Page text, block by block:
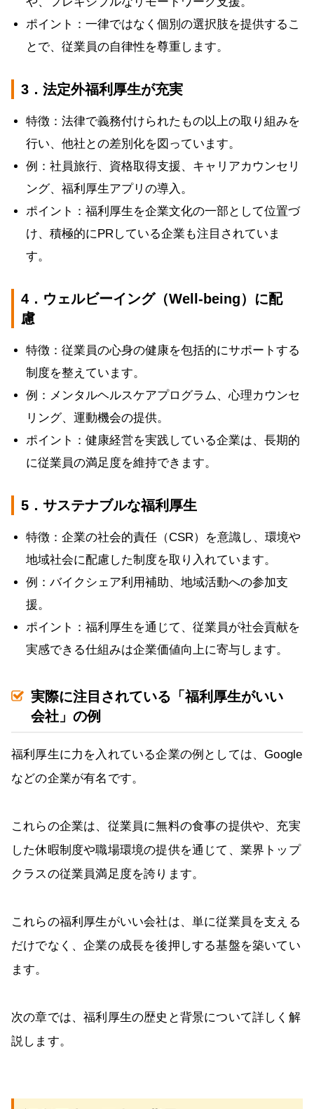
ポイント：一律ではなく個別の選択肢を提供するこ
とで、従業員の自律性を尊重します。
3．法定外福利厚生が充実
特徴：法律で義務付けられたもの以上の取り組みを
行い、他社との差別化を図っています。
例：社員旅行、資格取得支援、キャリアカウンセリ
ング、福利厚生アプリの導入。
ポイント：福利厚生を企業文化の一部として位置づ
け、積極的にPRしている企業も注目されていま
す。
4．ウェルビーイング（Well-being）に配
慮
特徴：従業員の心身の健康を包括的にサポートする
制度を整えています。
例：メンタルヘルスケアプログラム、心理カウンセ
リング、運動機会の提供。
ポイント：健康経営を実践している企業は、長期的
に従業員の満足度を維持できます。
5．サステナブルな福利厚生
特徴：企業の社会的責任（CSR）を意識し、環境や
地域社会に配慮した制度を取り入れています。
例：バイクシェア利用補助、地域活動への参加支
援。
ポイント：福利厚生を通じて、従業員が社会貢献を
実感できる仕組みは企業価値向上に寄与します。
実際に注目されている「福利厚生がいい
会社」の例
福利厚生に力を入れている企業の例としては、Google
などの企業が有名です。
これらの企業は、従業員に無料の食事の提供や、充実
した休暇制度や職場環境の提供を通じて、業界トップ
クラスの従業員満足度を誇ります。
これらの福利厚生がいい会社は、単に従業員を支える
だけでなく、企業の成長を後押しする基盤を築いてい
ます。
次の章では、福利厚生の歴史と背景について詳しく解
説します。